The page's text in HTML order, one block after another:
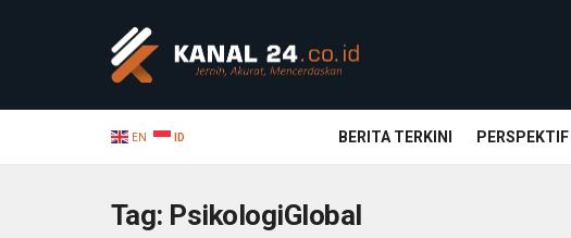
EN ID BERITA TERKINI PERSPEKTIF
Tag: PsikologiGlobal